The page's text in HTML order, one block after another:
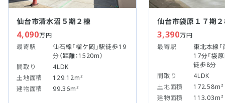
仙台市清水沼５期２棟
4,090万円
最寄駅
仙石線「榴ケ岡」駅徒歩19
分（距離：1520m）
間取り
4LDK
土地面積
129.12m²
建物面積
99.36m²
仙台市袋原１７期
3,390万円
最寄駅
東北本線
17分「袋
徒歩8分
間取り
4LDK
土地面積
172.58m²
建物面積
113.03m²